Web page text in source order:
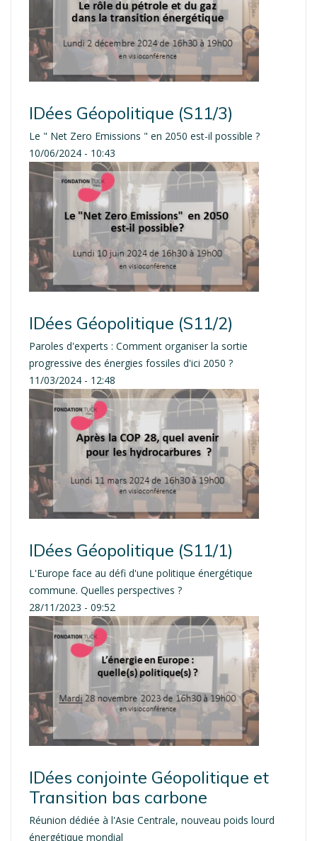
IDées Géopolitique (S11/3)
Le " Net Zero Emissions " en 2050 est-il possible ?
10/06/2024 - 10:43
IDées Géopolitique (S11/2)
Paroles d'experts : Comment organiser la sortie
progressive des énergies fossiles d'ici 2050 ?
11/03/2024 - 12:48
IDées Géopolitique (S11/1)
L'Europe face au défi d'une politique énergétique
commune. Quelles perspectives ?
28/11/2023 - 09:52
IDées conjointe Géopolitique et
Transition bas carbone
Réunion dédiée à l'Asie Centrale, nouveau poids lourd
énergétique mondial